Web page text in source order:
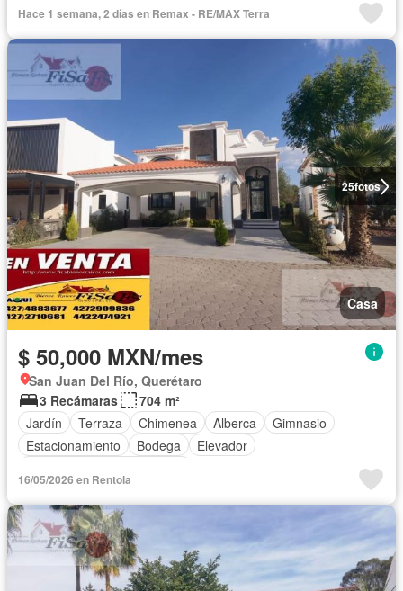
Hace 1 semana, 2 días en Remax - RE/MAX Terra
25fotos
Casa
$ 50,000 MXN/mes
San Juan Del Río, Querétaro
3 Recámaras
704 m²
Jardín
Terraza Chimenea Alberca
Gimnasio
Estacionamiento
Bodega
Elevador
16/05/2026 en Rentola